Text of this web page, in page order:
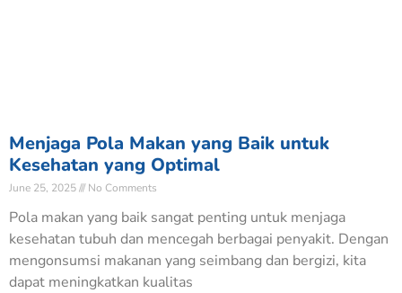
Menjaga Pola Makan yang Baik untuk
Kesehatan yang Optimal
June 25, 2025 No Comments
Pola makan yang baik sangat penting untuk menjaga
kesehatan tubuh dan mencegah berbagai penyakit. Dengan
mengonsumsi makanan yang seimbang dan bergizi, kita
dapat meningkatkan kualitas